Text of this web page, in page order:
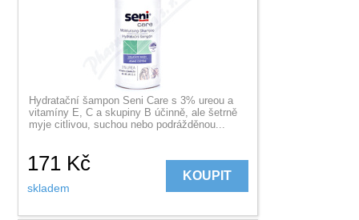
Hydratační šampon Seni Care s 3% ureou a
vitamíny E, C a skupiny B účinně, ale šetrně
myje citlivou, suchou nebo podrážděnou...
171 Kč
skladem
KOUPIT